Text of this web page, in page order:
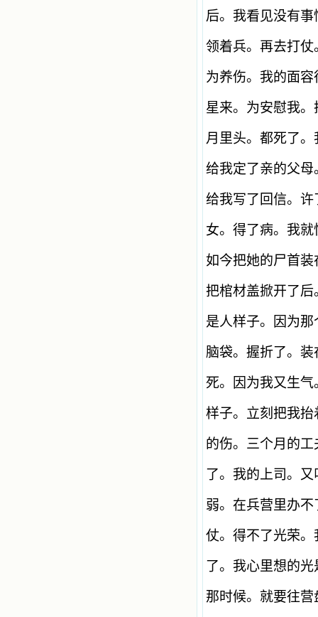
后。我看见没有
领着兵。再去打
为养伤。我的面
星来。为安慰我
月里头。都死了
给我定了亲的父
给我写了回信。
女。得了病。我
如今把她的尸首
把棺材盖掀开了
是人样子。因为
脑袋。握折了。
死。因为我又生
样子。立刻把我
的伤。三个月的
了。我的上司。
弱。在兵营里办
仗。得不了光荣
了。我心里想的
那时候。就要往